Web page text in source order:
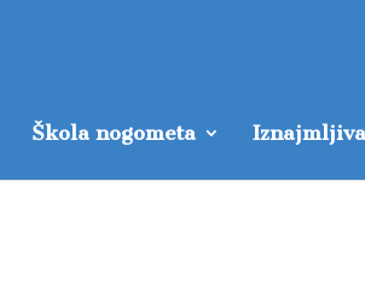
Škola nogometa